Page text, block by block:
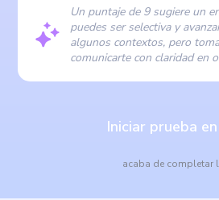
Un puntaje de 9 sugiere un
puedes ser selectiva y
algunos contextos, pero
comunicarte con claridad en
Iniciar prueba
acaba de completar